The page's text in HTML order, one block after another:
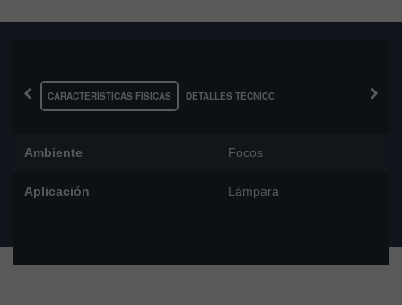
‹ CARACTERÍSTICAS FÍSICAS DETALLES TÉCNICOS ›
Ambiente Focos
Aplicación Lámpara